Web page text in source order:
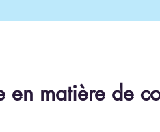
en matière de